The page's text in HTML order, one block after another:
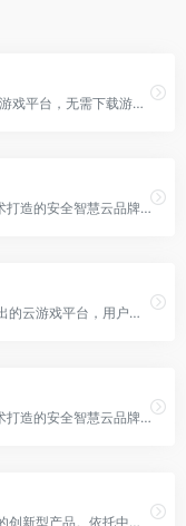
START云游戏是腾讯面向未来的跨终端游戏平台，无需下载游戏，众多热门网游和单机一网打尽。现已支持网页版一键启动，点击立玩命运方舟、英雄联盟、DNF、原神、崩铁、逆战、NBA2K等精品端游，数据互通，官方背书，账号安全有保障。
“移动云”是中国移动基于自研的先进技术打造的安全智慧云品牌，充分发挥“央企保障、安全智慧、算网一体、属地服务”优势，为客户提供行业领先的云计算、大数据、人工智能等产品和专业服务，上线自研产品超230款，属地机构覆盖全国31省，提供7*24小时服务。
腾讯先锋（原腾讯先游）是腾讯官方推出的云游戏平台，用户无需下载游戏，就能畅玩各类游戏大作。
“移动云”是中国移动基于自研的先进技术打造的安全智慧云品牌，充分发挥“央企保障、安全智慧、算网一体、属地服务”优势，为客户提供行业领先的云计算、大数据、人工智能等产品和专业服务，上线自研产品超230款，属地机构覆盖全国31省，提供7*24小时服务。
天翼云电脑是云计算技术和终端相结合的创新型产品。依托中国电信优质云网资源，结合自主研发的CLINK数据安全传输协议，具备多重数据安全防护机制，实现安全高效的云电脑使用体验。即开即用，便捷访问，适配多种终端类型。